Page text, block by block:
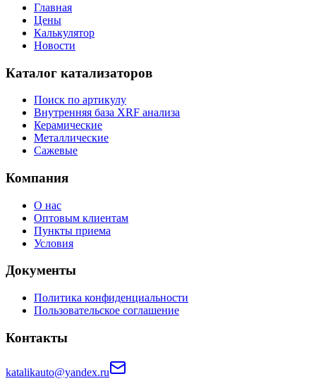
Главная
Цены
Калькулятор
Новости
Каталог катализаторов
Поиск по артикулу
Внутренняя база XRF анализа
Керамические
Металлические
Сажевые
Компания
О нас
Оптовым клиентам
Пункты приема
Условия
Документы
Политика конфиденциальности
Пользовательское соглашение
Контакты
katalikauto@yandex.ru